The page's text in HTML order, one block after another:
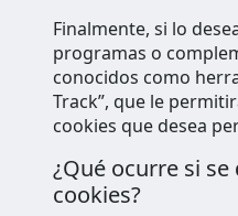
Finalmente, si lo
programas o
conocidos como
Track”, que le
cookies que desea
¿Qué ocurre si
cookies?